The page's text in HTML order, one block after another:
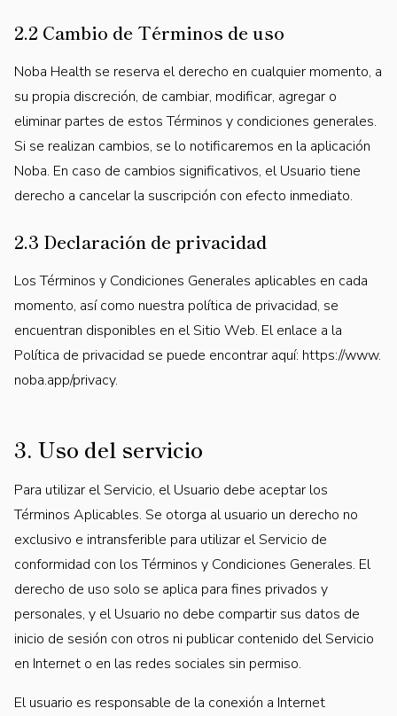
2.2 Cambio de Términos de uso
Noba Health se reserva el derecho en cualquier momento, a
su propia discreción, de cambiar, modificar, agregar o
eliminar partes de estos Términos y condiciones generales.
Si se realizan cambios, se lo notificaremos en la aplicación
Noba. En caso de cambios significativos, el Usuario tiene
derecho a cancelar la suscripción con efecto inmediato.
2.3 Declaración de privacidad
Los Términos y Condiciones Generales aplicables en cada
momento, así como nuestra política de privacidad, se
encuentran disponibles en el Sitio Web. El enlace a la
Política de privacidad se puede encontrar aquí: https://www.
noba.app/privacy.
3. Uso del servicio
Para utilizar el Servicio, el Usuario debe aceptar los
Términos Aplicables. Se otorga al usuario un derecho no
exclusivo e intransferible para utilizar el Servicio de
conformidad con los Términos y Condiciones Generales. El
derecho de uso solo se aplica para fines privados y
personales, y el Usuario no debe compartir sus datos de
inicio de sesión con otros ni publicar contenido del Servicio
en Internet o en las redes sociales sin permiso.
El usuario es responsable de la conexión a Internet